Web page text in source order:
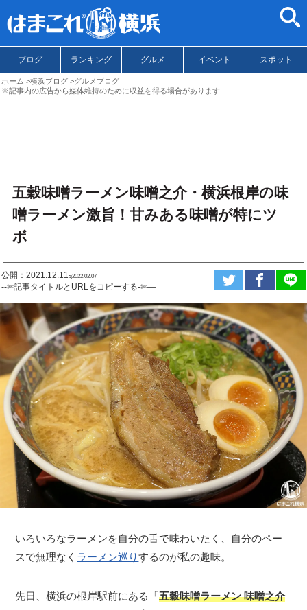
ブログ ランキング グルメ イベント スポット
ホーム 横浜ブログ
グルメブログ
※記事内の広告から媒体維持のために収益を得る場合があります
五穀味噌ラーメン味噌之介・横浜根岸の味
噌ラーメン激旨！甘みある味噌が特にツ
ボ
公開：2021.12.11ಇ2022.02.07
--✄記事タイトルとURLをコピーする-✄—
いろいろなラーメンを自分の舌で味わいたく、自分のペー
スで無理なく ラーメン巡りするのが私の趣味。
先日、横浜の根岸駅前にある「五穀味噌ラーメン 味噌之介